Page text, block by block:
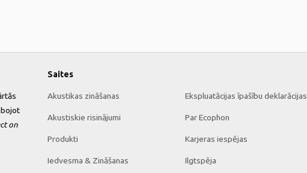
on
Saites
Akustikas zināšanas
Akustiskie risinājumi
Produkti
Iedvesma & Zināšanas
Ekspluatācijas īpašību deklarācijas
Par Ecophon
Karjeras iespējas
Ilgtspēja